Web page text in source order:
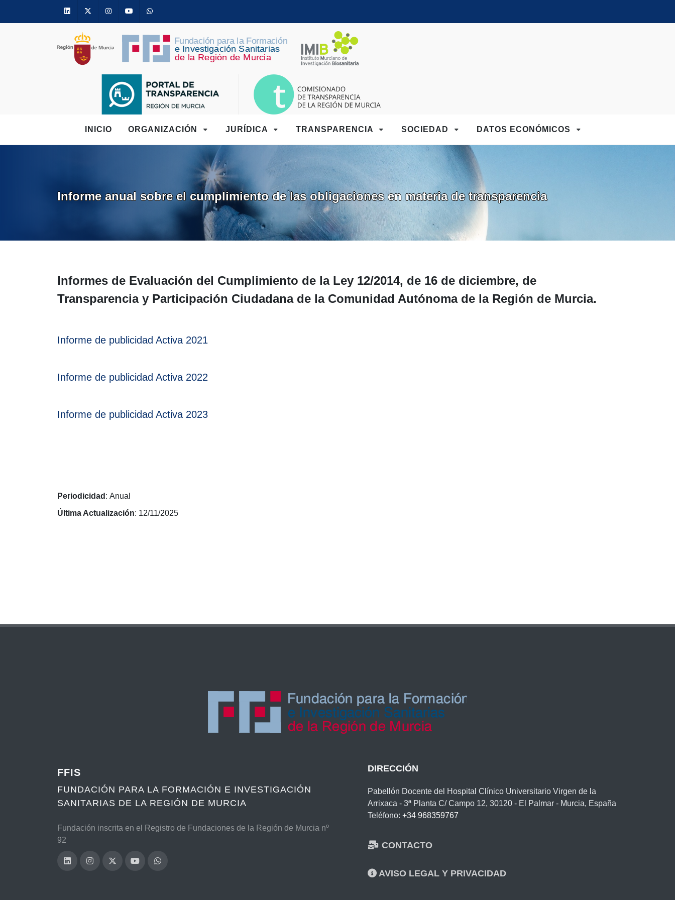
Linkedin Twitter InstagramYoutube
INICIO ORGANIZACIÓN JURÍDICA TRANSPARENCIA SOCIEDAD DATOS ECONÓMICOS
Informe anual sobre el cumplimiento de las obligaciones en materia de transparencia
Informes de Evaluación del Cumplimiento de la Ley 12/2014, de 16 de diciembre, de
Transparencia y Participación Ciudadana de la Comunidad Autónoma de la Región de Murcia.
Informe de publicidad Activa 2021
Informe de publicidad Activa 2022
Informe de publicidad Activa 2023
Periodicidad : Anual
Última Actualización: 12/11/2025
FFIS
FUNDACIÓN PARA LA FORMACIÓN E INVESTIGACIÓN
SANITARIAS DE LA REGIÓN DE MURCIA
Fundación inscrita en el Registro de Fundaciones de la Región de Murcia nº
92
DIRECCIÓN
Pabellón Docente del Hospital Clínico Universitario Virgen de la
Arrixaca - 3ª Planta C/ Campo 12, 30120 - El Palmar - Murcia, España
Teléfono: +34 968359767
CONTACTO
AVISO LEGAL Y PRIVACIDAD